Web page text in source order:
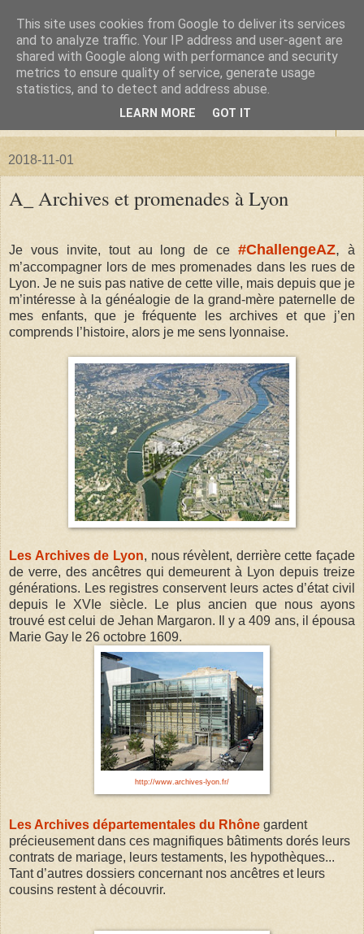
La forêt de Briqueloup
"Nous deviendrons des histoires pour nos enfants"
2018-11-01
A_ Archives et promenades à Lyon
Je vous invite, tout au long de ce#ChallengeAZ, à
m’accompagner lors de mes promenades dans les rues de
Lyon. Je ne suis pas native de cette ville, mais depuis que je
m’intéresse à la généalogie de la grand-mère paternelle de
mes enfants, que je fréquente les archives et que j’en
comprends l’histoire, alors je me sens lyonnaise.
Les Archives de Lyon, nous révèlent, derrière cette façade
de verre, des ancêtres qui demeurent à Lyon depuis treize
générations. Les registres conservent leurs actes d’état civil
depuis le XVIe siècle. Le plus ancien que nous ayons
trouvé est celui de Jehan Margaron. Il y a 409 ans, il épousa
Marie Gay le 26 octobre 1609.
http://www.archives-lyon.fr/
Les Archives départementales du Rhône gardent
précieusement dans ces magnifiques bâtiments dorés leurs
contrats de mariage, leurs testaments, les hypothèques...
Tant d’autres dossiers concernant nos ancêtres et leurs
cousins restent à découvrir.
This site uses cookies from Google to deliver its services
and to analyze traffic. Your IP address and user-agent are
shared with Google along with performance and security
metrics to ensure quality of service, generate usage
statistics, and to detect and address abuse.
LEARN MORE GOT IT